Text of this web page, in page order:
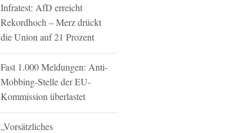
Infratest: AfD erreicht
Rekordhoch – Merz drückt
die Union auf 21 Prozent
Fast 1.000 Meldungen: Anti-
Mobbing-Stelle der EU-
Kommission überlastet
„Vorsätzliches